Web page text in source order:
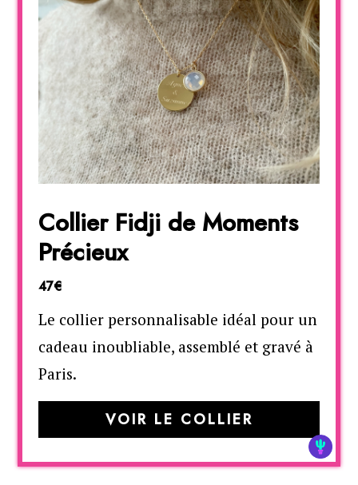
Collier Fidji de Moments
Précieux
47€
Le collier personnalisable idéal pour un
cadeau inoubliable, assemblé et gravé à
Paris.
VOIR LE COLLIER